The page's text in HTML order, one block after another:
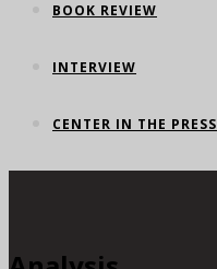
BOOK REVIEW
INTERVIEW
CENTER IN THE PRESS